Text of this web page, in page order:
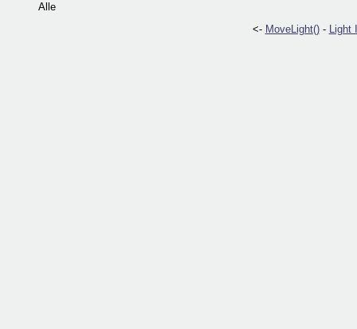
Alle
<- MoveLight()- Light